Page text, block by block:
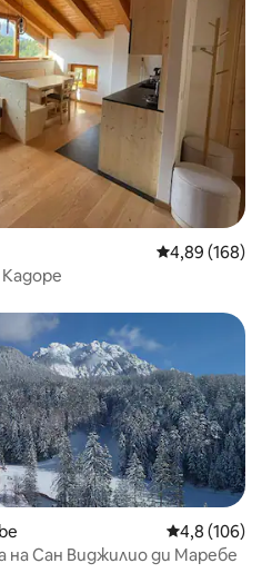
Средна
4,89 (168)
Средна
4,8 (106)
Сан Виджилио ди Маребе